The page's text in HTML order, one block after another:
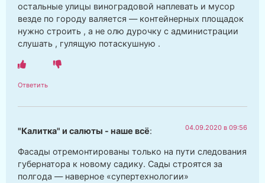
остальные улицы виноградовой наплевать и мусор
везде по городу валяется — контейнерных площадок
нужно строить , а не олю дурочку с администрации
слушать , гулящую потаскушную .
Ответить
"Калитка" и салюты - наше всё: 04.09.2020 в 09:56
Фасады отремонтированы только на пути следования
губернатора к новому садику. Сады строятся за
полгода — наверное «супертехнологии»